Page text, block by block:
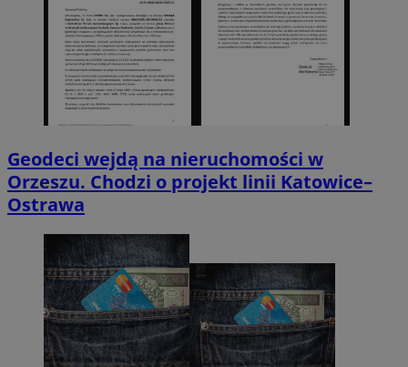
Geodeci wejdą na nieruchomości w
Orzeszu. Chodzi o projekt linii Katowice–
Ostrawa